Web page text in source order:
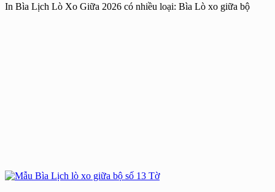
In Bìa Lịch Lò Xo Giữa 2026 có nhiều loại: Bìa Lò xo giữa bộ